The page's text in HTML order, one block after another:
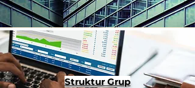
Struktur Grup